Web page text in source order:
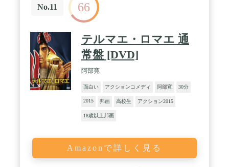
No.11 66
テルマエ・ロマエ 通
常盤 [DVD]
阿部寛
面白い アクションコメディ 阿部寛 30分
2015 邦画 高校生 アクション2015
18歳以上邦画
Amazonで詳しく見る